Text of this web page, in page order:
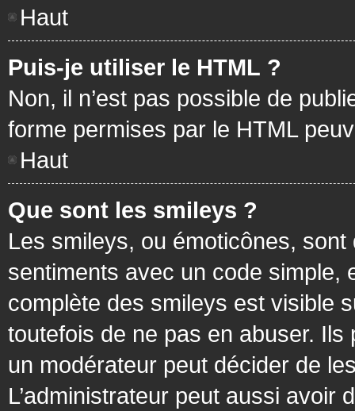
Haut
Puis-je utiliser le HTML ?
Non, il n’est pas possible de
forme permises par le HTML
Haut
Que sont les smileys ?
Les smileys, ou émoticônes,
sentiments avec un code simple,
complète des smileys est visible
toutefois de ne pas en abuser.
un modérateur peut décider de
L’administrateur peut aussi avoir